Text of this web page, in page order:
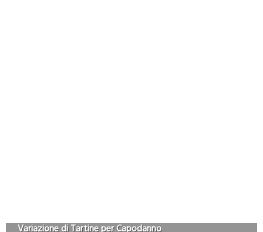
Variazione di Tartine per Capodanno